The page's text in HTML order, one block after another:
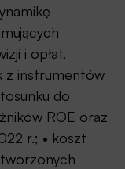
i opłat,
z instrumentów
do
ROE oraz
r.; • koszt